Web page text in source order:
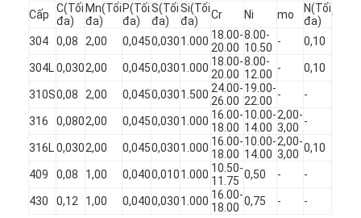
Sản phẩm
Video
Cấp
C(Tối
đa)
Mn(Tối
đa)
P(Tối
đa)
S(Tối
đa)
Si(Tối
đa)
Cr Ni mo
N(Tối
đa)
Cu/
304 0,08 2,00 0,0450,0301.000 18.00-
20.00
8.00-
10.50 - 0,10
304L 0,0302,00 0,0450,0301.000 18.00-
20.00
8.00-
12.00 - 0,10
310S0,08 2,00 0,0450,0301.500 24.00-
26.00
19.00-
22.00 - -
316 0,0802,00 0,0450,0301.000 16.00-
18.00
10.00-
14.00
2,00-
3,00 -
316L 0,0302,00 0,0450,0301.000 16.00-
18.00
10.00-
14.00
2,00-
3,00 0,10
409 0,08 1,00 0,0400,0101.000 10.50-
11.75 0,50 - -
430 0,12 1,00 0,0400,0301.000 16.00-
18.00 0,75 - -